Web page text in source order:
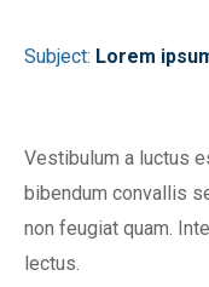
Subject: Lorem
Vestibulum a luctus
bibendum convallis
non feugiat quam.
lectus.